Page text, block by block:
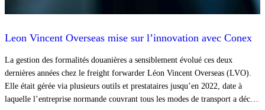
Leon Vincent Overseas mise sur l’innovation avec Conex
La gestion des formalités douanières a sensiblement évolué ces deux
dernières années chez le freight forwarder Léon Vincent Overseas (LVO).
Elle était gérée via plusieurs outils et prestataires jusqu’en 2022, date à
laquelle l’entreprise normande couvrant tous les modes de transport a décidé